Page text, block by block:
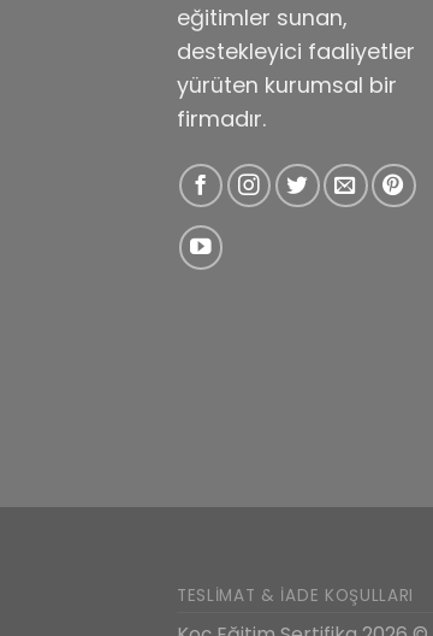
eğitimler sunan,
destekleyici faaliyetler
yürüten kurumsal bir
firmadır.
TESLIMAT & İADE KOŞULLARI